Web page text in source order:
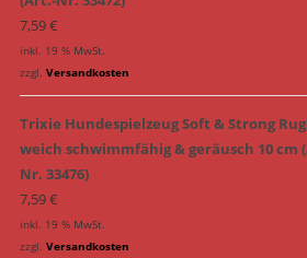
7,59€
inkl. 19 % MwSt.
zzgl. Versandkosten
Trixie Hundespielzeug Soft & Strong
weich schwimmfähig & geräusch 10 cm
Nr. 33476)
7,59€
inkl. 19 % MwSt.
zzgl. Versandkosten